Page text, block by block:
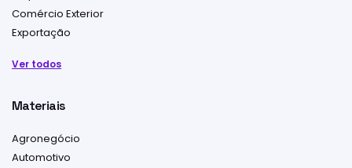
Comércio Exterior
Exportação
Ver todos
Materiais
Agronegócio
Automotivo